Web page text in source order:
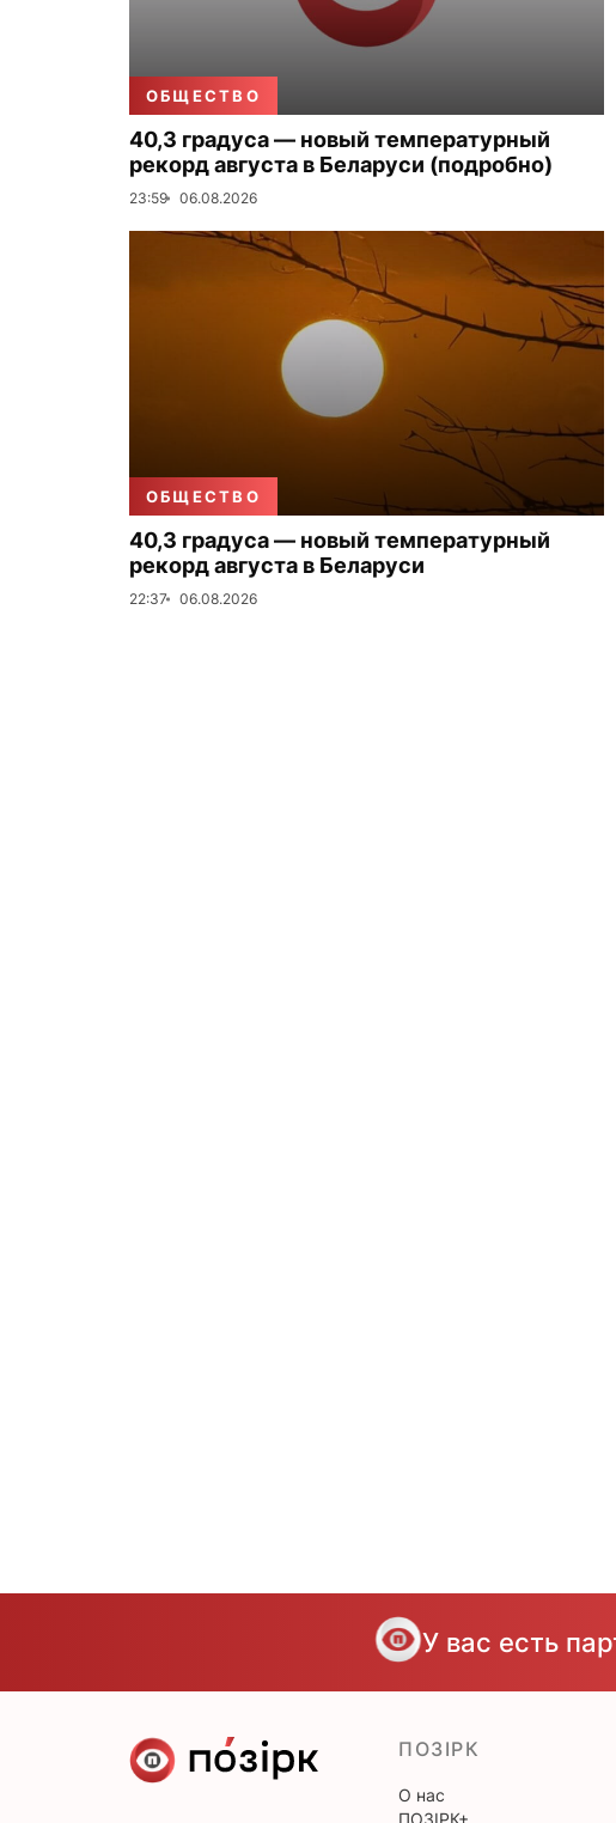
ОБЩЕСТВО
40,3 градуса — новый температурный
рекорд августа в Беларуси (подробно)
23:59 06.08.2026
ОБЩЕСТВО
40,3 градуса — новый температурный
рекорд августа в Беларуси
22:37 06.08.2026
У вас есть
ПОЗІРК
О нас
ПОЗІРК+